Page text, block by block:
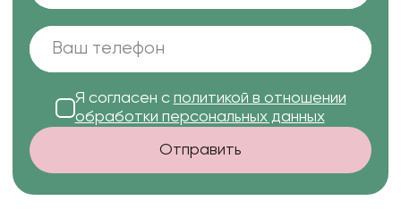
Я согласен с политикой в отношении
обработки персональных данных
Отправить